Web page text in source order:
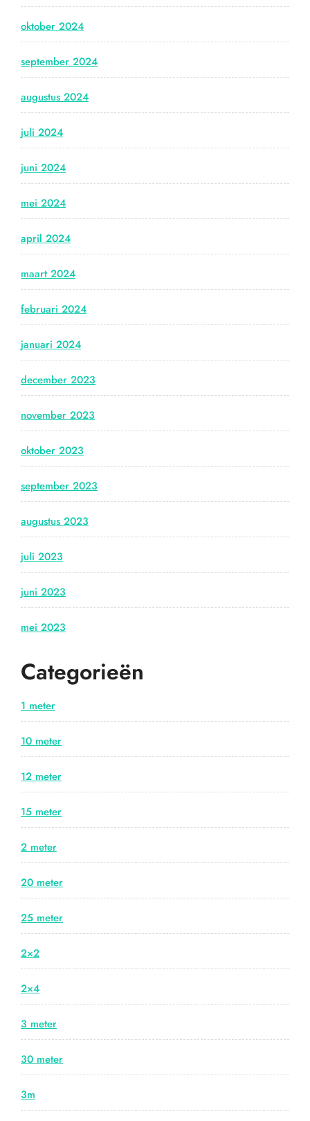
oktober 2024
september 2024
augustus 2024
juli 2024
juni 2024
mei 2024
april 2024
maart 2024
februari 2024
januari 2024
december 2023
november 2023
oktober 2023
september 2023
augustus 2023
juli 2023
juni 2023
mei 2023
Categorieën
1 meter
10 meter
12 meter
15 meter
2 meter
20 meter
25 meter
2×2
2×4
3 meter
30 meter
3m